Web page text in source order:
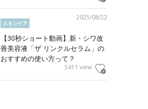
2025/08/22
スキンケア
【30秒ショート動画】新・シワ改
善美容液「ザ リンクルセラム」の
おすすめの使い方って？
5411 view